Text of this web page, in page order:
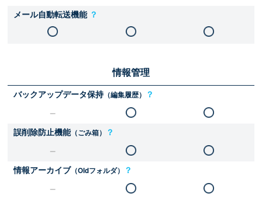
メール自動転送機能 ？
情報管理
バックアップデータ保持（編集履歴） ？
誤削除防止機能（ごみ箱） ？
情報アーカイブ（Oldフォルダ） ？